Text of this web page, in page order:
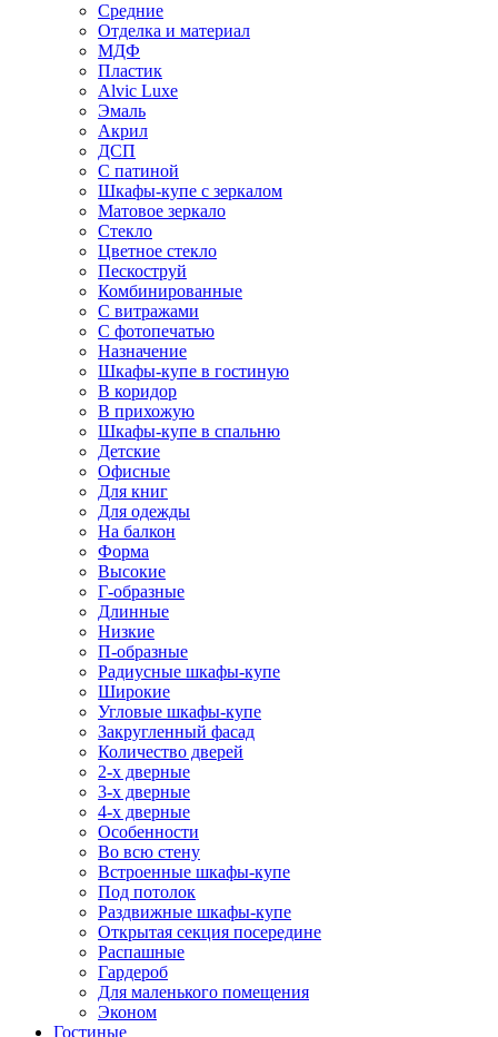
Средние
Отделка и материал
МДФ
Пластик
Alvic Luxe
Эмаль
Акрил
ДСП
С патиной
Шкафы-купе с зеркалом
Матовое зеркало
Стекло
Цветное стекло
Пескоструй
Комбинированные
С витражами
С фотопечатью
Назначение
Шкафы-купе в гостиную
В коридор
В прихожую
Шкафы-купе в спальню
Детские
Офисные
Для книг
Для одежды
На балкон
Форма
Высокие
Г-образные
Длинные
Низкие
П-образные
Радиусные шкафы-купе
Широкие
Угловые шкафы-купе
Закругленный фасад
Количество дверей
2-х дверные
3-х дверные
4-х дверные
Особенности
Во всю стену
Встроенные шкафы-купе
Под потолок
Раздвижные шкафы-купе
Открытая секция посередине
Распашные
Гардероб
Для маленького помещения
Эконом
Гостиные